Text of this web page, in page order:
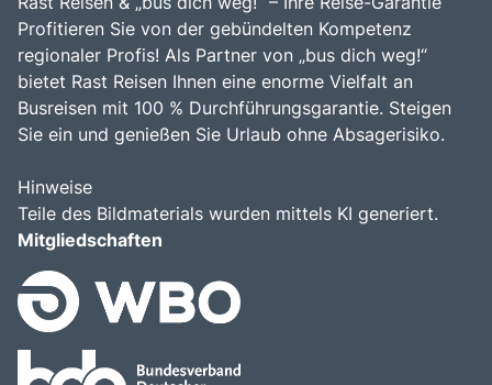
Profitieren Sie von der gebündelten Kompetenz
regionaler Profis! Als Partner von „bus dich weg!“
bietet Rast Reisen Ihnen eine enorme Vielfalt an
Busreisen mit 100 % Durchführungsgarantie. Steigen
Sie ein und genießen Sie Urlaub ohne Absagerisiko.
Hinweise
Teile des Bildmaterials wurden mittels KI generiert.
Mitgliedschaften